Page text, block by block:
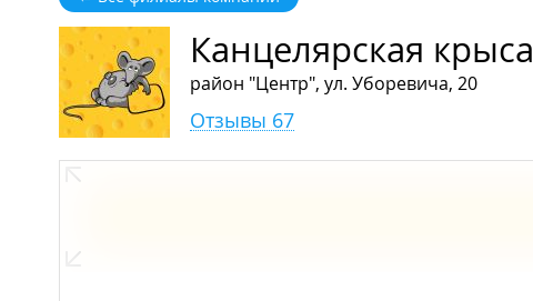
Канцелярская крыса
район "Центр", ул. Уборевича, 20
Отзывы 67